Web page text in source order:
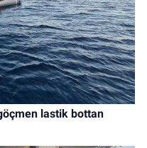
lastik bottan